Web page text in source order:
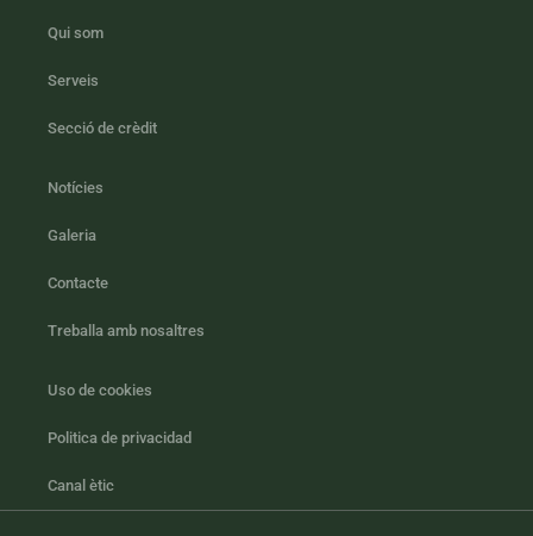
Qui som
Serveis
Secció de crèdit
Notícies
Galeria
Contacte
Treballa amb nosaltres
Uso de cookies
Politica de privacidad
Canal ètic